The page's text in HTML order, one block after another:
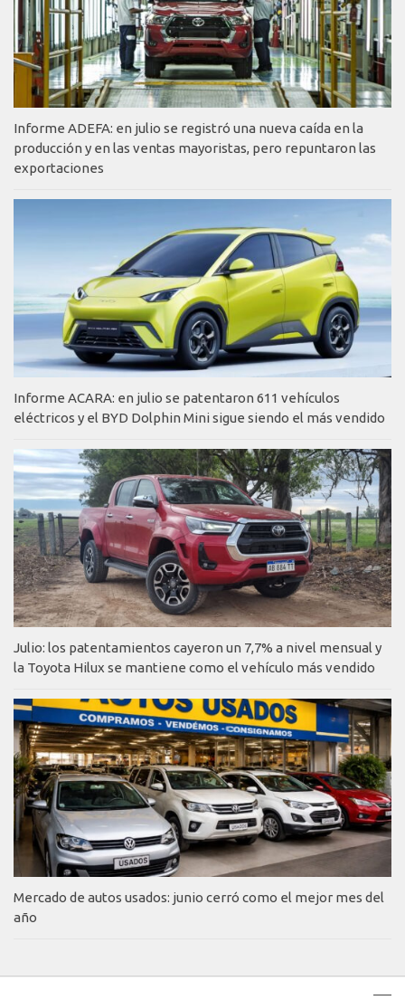
Informe ADEFA: en julio se registró una nueva caída en la
producción y en las ventas mayoristas, pero repuntaron las
exportaciones
Informe ACARA: en julio se patentaron 611 vehículos
eléctricos y el BYD Dolphin Mini sigue siendo el más vendido
Julio: los patentamientos cayeron un 7,7% a nivel mensual y
la Toyota Hilux se mantiene como el vehículo más vendido
Mercado de autos usados: junio cerró como el mejor mes del
año